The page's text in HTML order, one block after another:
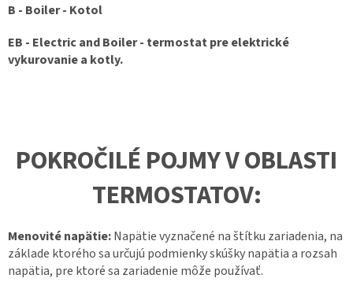
B - Boiler - Kotol
EB - Electric and Boiler - termostat pre elektrické
vykurovanie a kotly.
POKROČILÉ POJMY V OBLASTI
TERMOSTATOV:
Menovité napätie:Napätie vyznačené na štítku zariadenia, na
základe ktorého sa určujú podmienky skúšky napätia a rozsah
napätia, pre ktoré sa zariadenie môže používať.